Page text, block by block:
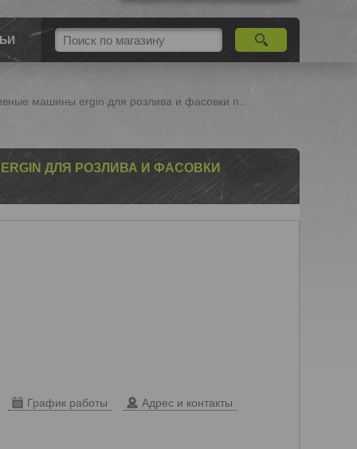
ДЛЯ РОЗЛИВА И ФАСОВКИ
График работы Адрес и контакты